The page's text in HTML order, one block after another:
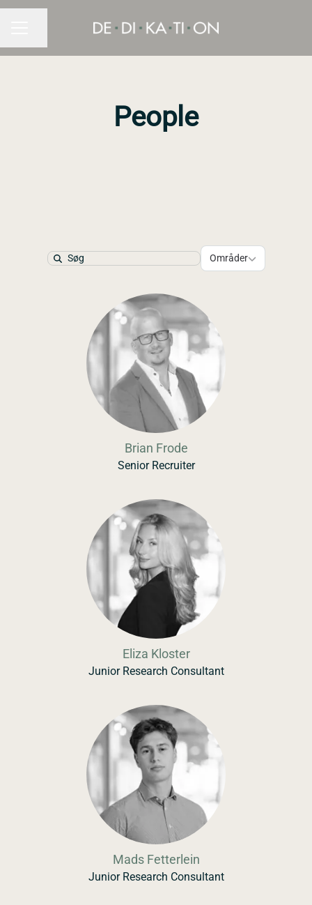
People
Search
Områder
Områder
Brian Frode
Senior Recruiter
Eliza Kloster
Junior Research Consultant
Mads Fetterlein
Junior Research Consultant